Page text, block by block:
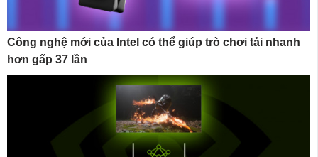
Công nghệ mới của Intel có thể giúp trò chơi tải nhanh
hơn gấp 37 lần